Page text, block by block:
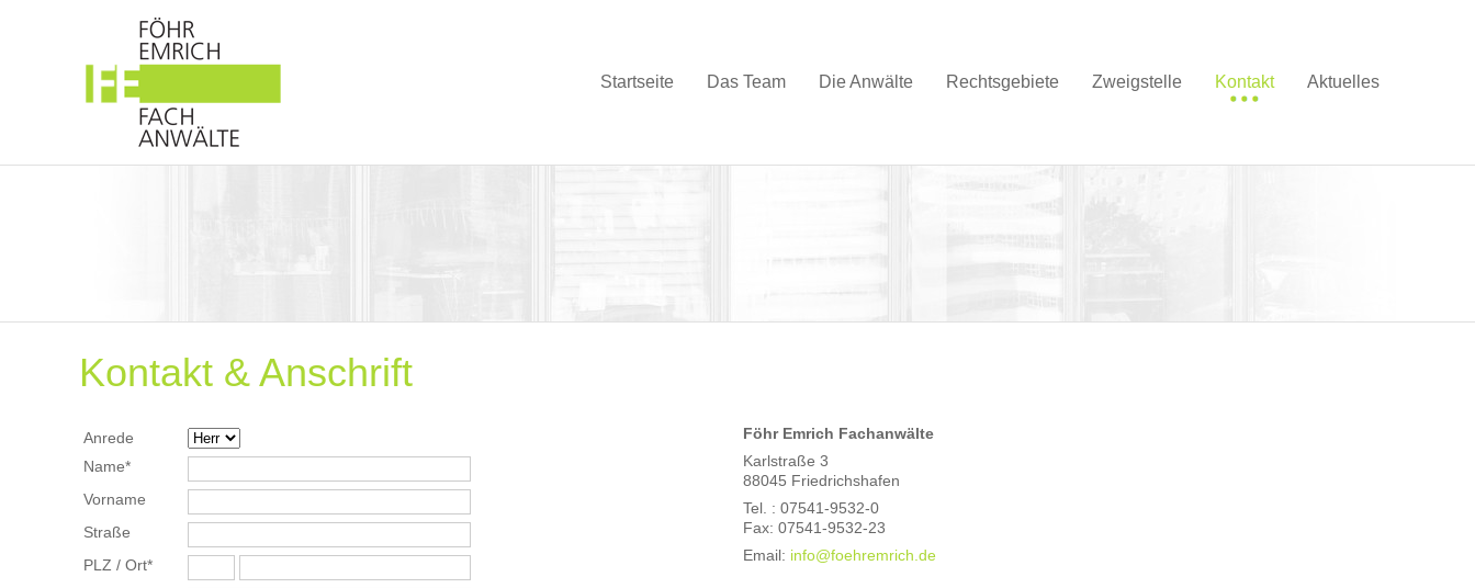
Startseite Das Team Die Anwälte Rechtsgebiete Zweigstelle Kontakt Aktuelles
Kontakt & Anschrift
Anrede
Name*
Vorname
Straße
PLZ / Ort*
Föhr Emrich Fachanwälte
Karlstraße 3
88045 Friedrichshafen
Tel. : 07541-9532-0
Fax: 07541-9532-23
Email: info@foehremrich.de